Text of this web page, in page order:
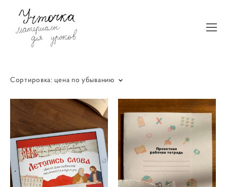
Сортировка: цена по убыванию